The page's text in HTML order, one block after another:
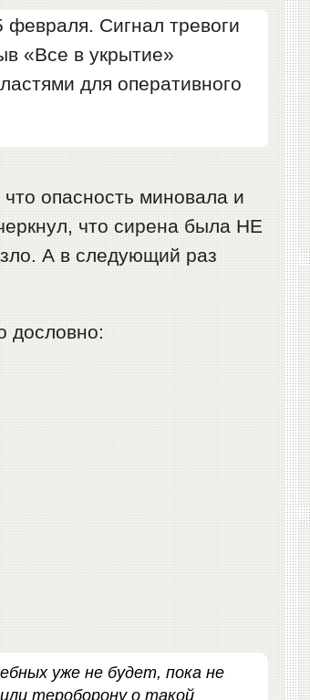
Сигнал тревоги
«Все в укрытие»
для оперативного
опасность миновала и
что сирена была НЕ
А в следующий раз
дословно:
уже не будет, пока не
тероборону о такой